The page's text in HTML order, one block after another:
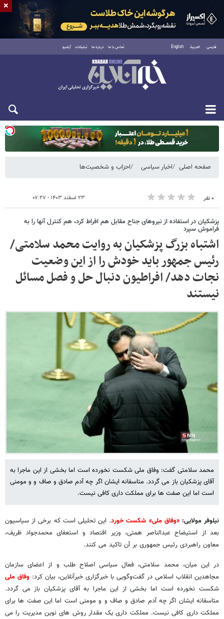
فارسی العربية English تماس با ما درباره ما تبلیغات آرشیو
دوشنبه ۱۹ مرداد ۱۴۰۵
صفحه اصلی اخبار سیاسی احزاب و شخصیت‌ها
۰ نفر ۲۳ اسفند ۱۴۰۳ - ۰۷:۲۷
پزشکیان در استفاده از نیروهای جناح مقابل هم افراط کرد، هم کنترل آنها را به
فراموش سپرد
اشتباه بزرگ پزشکیان به روایت محمد سلامتی/
رئیس جمهور باید خودش را از این وضعیت
نجات دهد/ افراطیون دنبال حل و فصل مسائل
نیستند
محمد سلامتی گفت: وفاق ملی شکست نخورده است اما بخشی از این ماجرا به
آقای پزشکیان باز می گردد. متاسفانه ایشان اگر چه آدم صادق و صاف و و مومنی
است اما این صفت ها برای مملکت داری کافی نیست.
نیلوفر مولایی:«وفاق ملی» شکست خورد. این تحلیلی است که برخی از سیاسیون
بعد از استیضاح عبدالناصر همتی، وزیر اقتصاد و استعفای محمدجواد ظریف،
معاون راهبردی رئیس جمهوری بر آن تاکید می کنند.
در این میان، محمد سلامتی، فعال سیاسی اصلاح طلب و از اعضای سازمان
مجاهدین انقلاب اسلامی در گفت‌وگویی با خبرگزاری خبرآنلاین، بیان کرد: وفاق ملی
شکست نخورده است اما بخشی از این ماجرا به آقای پزشکیان باز می گردد.
متاسفانه ایشان اگر چه آدم صادق و صاف و و مومنی است اما این صفت ها برای
مملکت داری کافی نیست. مملکت داری یک مقدار روش های نوین مدیریت را می
×